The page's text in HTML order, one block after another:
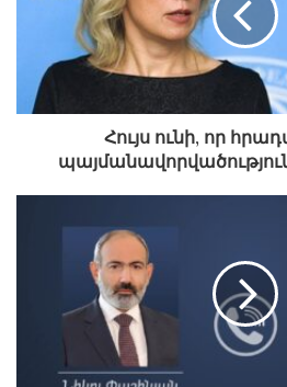
մասին:
Ընդգծվել է արտաքին
դիմակայման
համաժողովրդական
համախմբվածության
Հույս ունի, որ